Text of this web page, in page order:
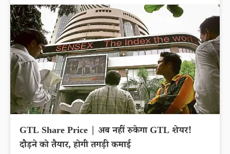
GTL Share Price | अब नहीं रुकेगा GTL शेयर!
दौड़ने को तैयार, होगी तगड़ी कमाई